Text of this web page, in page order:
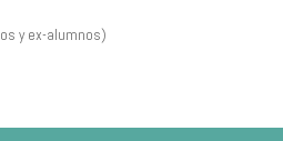
y ex-alumnos)